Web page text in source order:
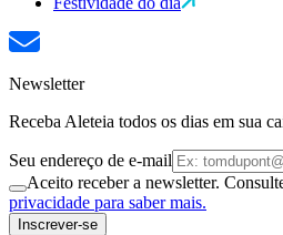
Newsletter
Receba Aleteia todos os dias em sua
Seu endereço de e-mail
Aceito receber a newsletter.
privacidade para saber mais.
Inscrever-se